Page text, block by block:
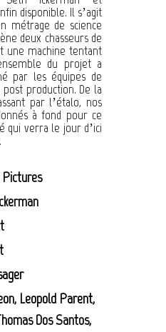
disponible. Il s’agit
métrage de science
deux chasseurs de
une machine tentant
du projet a
par les équipes de
production. De la
par l’étalo, nos
à fond pour ce
qui verra le jour d’ici
Pictures
, Leopold Parent,
Dos Santos,